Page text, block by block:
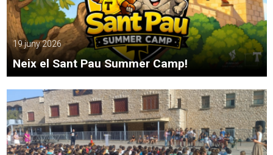
19 juny 2026
Neix el Sant Pau Summer Camp!